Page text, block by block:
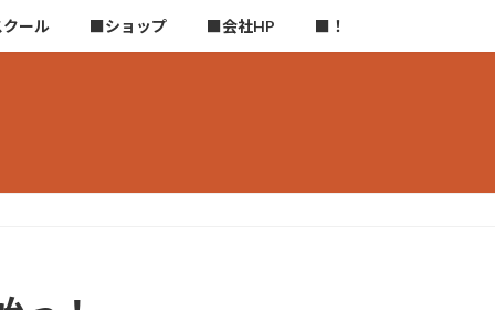
ール ■ショップ ■会社HP ■！